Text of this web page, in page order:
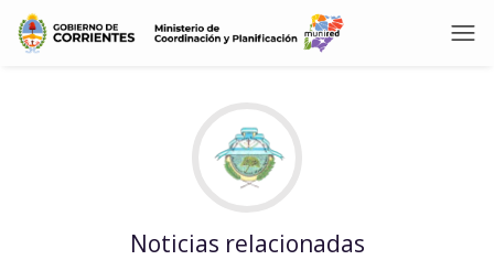
Noticias relacionadas